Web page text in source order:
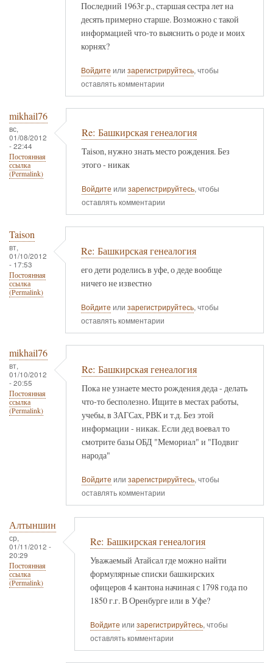
Последний 1963г.р., старшая сестра лет на
десять примерно старше. Возможно с такой
информацией что-то выяснить о роде и моих
корнях?
Войдите или зарегистрируйтесь, чтобы
оставлять комментарии
mikhail76
вс,
01/08/2012
- 22:44
Постоянная
ссылка
(Permalink)
Re: Башкирская генеалогия
Taison, нужно знать место рождения. Без
этого - никак
Войдите или зарегистрируйтесь, чтобы
оставлять комментарии
Taison
вт,
01/10/2012
- 17:53
Постоянная
ссылка
(Permalink)
Re: Башкирская генеалогия
его дети роделись в уфе, о деде вообще
ничего не известно
Войдите или зарегистрируйтесь, чтобы
оставлять комментарии
mikhail76
вт,
01/10/2012
- 20:55
Постоянная
ссылка
(Permalink)
Re: Башкирская генеалогия
Пока не узнаете место рождения деда - делать
что-то бесполезно. Ищите в местах работы,
учебы, в ЗАГСах, РВК и т.д. Без этой
информации - никак. Если дед воевал то
смотрите базы ОБД "Мемориал" и "Подвиг
народа"
Войдите или зарегистрируйтесь, чтобы
оставлять комментарии
Алтыншин
ср,
01/11/2012 -
20:29
Постоянная
ссылка
(Permalink)
Re: Башкирская генеалогия
Уважаемый Атайсал где можно найти
формулярные списки башкирских
офицеров 4 кантона начиная с 1798 года по
1850 г.г. В Оренбурге или в Уфе?
Войдите или зарегистрируйтесь, чтобы
оставлять комментарии